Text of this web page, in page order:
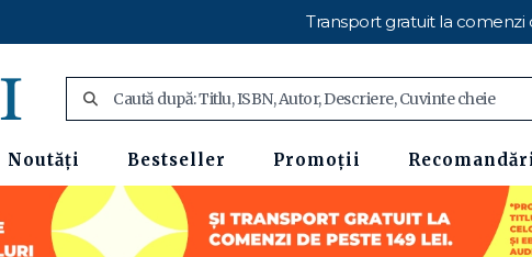
Transport gratuit la comenzi
Noutăți Bestseller Promoții